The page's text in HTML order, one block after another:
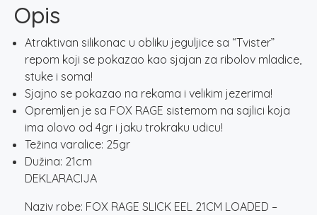
HOT
količina
Opis
Atraktivan silikonac u obliku jeguljice sa “Tvister”
repom koji se pokazao kao sjajan za ribolov mladice,
stuke i soma!
Sjajno se pokazao na rekama i velikim jezerima!
Opremljen je sa FOX RAGE sistemom na sajlici koja
ima olovo od 4gr i jaku trokraku udicu!
Težina varalice: 25gr
Dužina: 21cm
DEKLARACIJA
Naziv robe: FOX RAGE SLICK EEL 21CM LOADED –